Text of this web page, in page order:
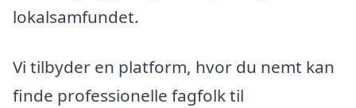
lokalsamfundet.
Vi tilbyder en platform, hvor du nemt kan
finde professionelle fagfolk til